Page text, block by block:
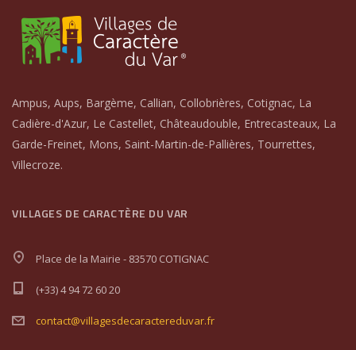
Ampus, Aups, Bargème, Callian, Collobrières, Cotignac, La
Cadière-d'Azur, Le Castellet, Châteaudouble, Entrecasteaux, La
Garde-Freinet, Mons, Saint-Martin-de-Pallières, Tourrettes,
Villecroze.
VILLAGES DE CARACTÈRE DU VAR
Place de la Mairie - 83570 COTIGNAC
(+33) 4 94 72 60 20
contact@villagesdecaractereduvar.fr